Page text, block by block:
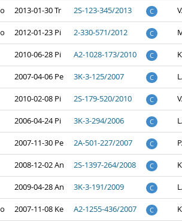
2013-01-30 Tr 2S-123-345/2013 C
2012-01-23 Pi 2-330-571/2012 C
2010-06-28 Pi A2-1028-173/2010 C
2007-04-06 Pe 3K-3-125/2007 C
2010-02-08 Pi 2S-179-520/2010 C
2006-04-24 Pi 3K-3-294/2006 C
2007-11-30 Pe 2A-501-227/2007 C
2008-12-02 An 2S-1397-264/2008 C
2009-04-28 An 3K-3-191/2009 C
2007-11-08 Ke A2-1255-436/2007 C